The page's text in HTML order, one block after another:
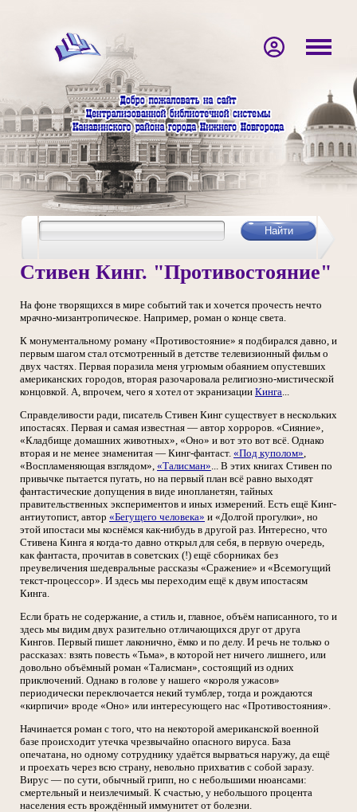
Стивен Кинг. "Противостояние"
На фоне творящихся в мире событий так и хочется прочесть нечто
мрачно-мизантропическое. Например, роман о конце света.
К монументальному роману «Противостояние» я подбирался давно, и
первым шагом стал отсмотренный в детстве телевизионный фильм о
двух частях. Первая поразила меня угрюмым обаянием опустевших
американских городов, вторая разочаровала религиозно-мистической
концовкой. А, впрочем, чего я хотел от экранизации Кинга...
Справделивости ради, писатель Стивен Кинг существует в нескольких
ипостасях. Первая и самая известная — автор хорроров. «Сияние»,
«Кладбище домашних животных», «Оно» и вот это вот всё. Однако
вторая и не менее знаменитая — Кинг-фантаст. «Под куполом»,
«Воспламеняющая взглядом», «Талисман»... В этих книгах Стивен по
привычке пытается пугать, но на первый план всё равно выходят
фантастические допущения в виде инопланетян, тайных
правительственных экспериментов и иных измерений. Есть ещё Кинг-
антиутопист, автор «Бегущего человека» и «Долгой прогулки», но
этой ипостаси мы коснёмся как-нибудь в другой раз. Интересно, что
Стивена Кинга я когда-то давно открыл для себя, в первую очередь,
как фантаста, прочитав в советских (!) ещё сборниках без
преувеличения шедевральные рассказы «Сражение» и «Всемогущий
текст-процессор». И здесь мы переходим ещё к двум ипостасям
Кинга.
Если брать не содержание, а стиль и, главное, объём написанного, то и
здесь мы видим двух разительно отличающихся друг от друга
Кингов. Первый пишет лаконично, ёмко и по делу. И речь не только о
рассказах: взять повесть «Тьма», в которой нет ничего лишнего, или
довольно объёмный роман «Талисман», состоящий из одних
приключений. Однако в голове у нашего «короля ужасов»
периодически переключается некий тумблер, тогда и рождаются
«кирпичи» вроде «Оно» или интересующего нас «Противостояния».
Начинается роман с того, что на некоторой американской военной
базе происходит утечка чрезвычайно опасного вируса. База
опечатана, но одному сотруднику удаётся вырваться наружу, да ещё
и проехать через всю страну, невольно прихватив с собой заразу.
Вирус — по сути, обычный грипп, но с небольшими нюансами:
смертельный и неизлечимый. К счастью, у небольшого процента
населения есть врождённый иммунитет от болезни.